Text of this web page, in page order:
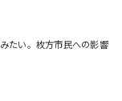
たい。枚方市民への影響